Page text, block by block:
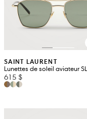
SAINT LAURENT
Lunettes de soleil aviateur
615 $